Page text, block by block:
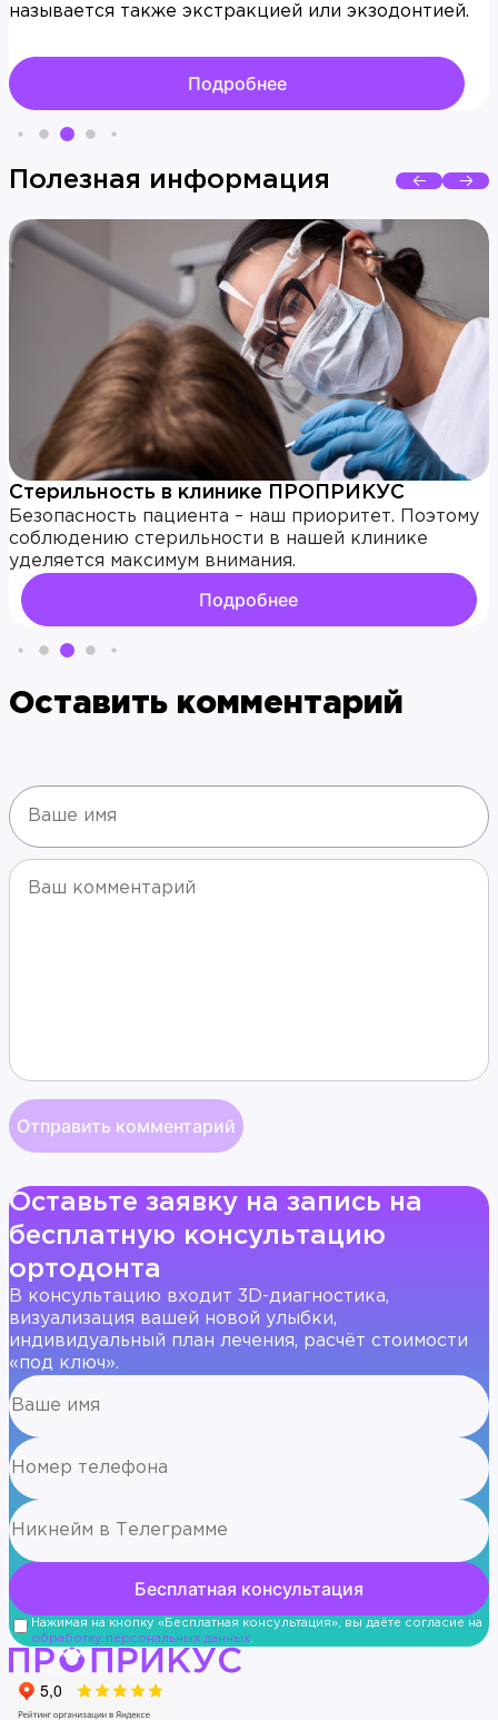
называется также экстракцией или экзодонтией.
Подробнее
Полезная информация
Стерильность в клинике ПРОПРИКУС
Безопасность пациента – наш приоритет. Поэтому
соблюдению стерильности в нашей клинике
уделяется максимум внимания.
Подробнее
Оставить комментарий
Оставьте заявку на запись на
бесплатную консультацию
ортодонта
В консультацию входит 3D-диагностика,
визуализация вашей новой улыбки,
индивидуальный план лечения, расчёт стоимости
«под ключ».
Нажимая на кнопку «Бесплатная консультация», вы даёте согласие на
обработку персональных данных.